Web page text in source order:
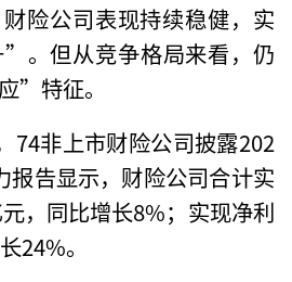
险公司表现持续稳健，实
。但从竞争格局来看，仍
”特征。
74非上市财险公司披露202
报告显示，财险公司合计实
，同比增长8%；实现净利
24%。